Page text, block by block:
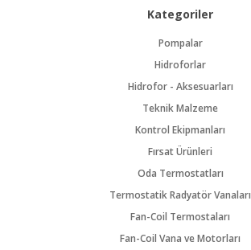
Kategoriler
Pompalar
Hidroforlar
Hidrofor - Aksesuarları
Teknik Malzeme
Kontrol Ekipmanları
Fırsat Ürünleri
Oda Termostatları
Termostatik Radyatör Vanaları
Fan-Coil Termostaları
Fan-Coil Vana ve Motorları